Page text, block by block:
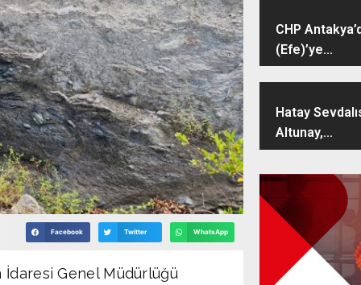
Facebook Twitter WhatsApp
Genel Müdürlüğü
CHP
(Efe)’ye...
Hatay
Altunay,...